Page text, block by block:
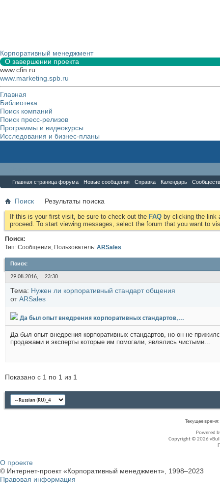
Корпоративный менеджмент
О завершении проекта
www.cfin.ru
www.marketing.spb.ru
Главная
Библиотека
Поиск компаний
Поиск пресс-релизов
Программы и видеокурсы
Исследования и бизнес-планы
Главная страница форума Новые сообщения Справка Календарь
Поиск Результаты поиска
If this is your first visit, be sure to check out the FAQ by clicking the link
proceed. To start viewing messages, select the forum that you want to
Поиск:
Тип: Сообщения; Пользователь: ARSales
Поиск:
29.08.2016, 23:30
Тема: Нужен ли корпоративный стандарт общения
отARSales
Да был опыт внедрения корпоративных стандартов,...
Да был опыт внедрения корпоративных стандартов, но он не
продажами и эксперты которые им помогали, являлись чистыми...
Показано с 1 по 1 из 1
Текущее время:
Powered
Copyright © 2026
О проекте
© Интернет-проект «Корпоративный менеджмент», 1998–2023
Правовая информация